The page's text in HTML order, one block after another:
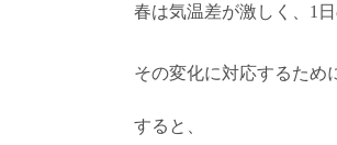
春は気温差が激しく、1
その変化に対応するため
すると、